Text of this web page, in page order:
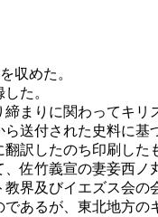
収めた。
た。
まりに関わってキ
送付された史料に
訳したのち印刷し
佐竹義宣の妻妾西
界及びイエズス会
あるが、東北地方